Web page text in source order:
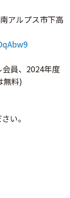
アルプス市下高
員、2024年度
無料)
い。